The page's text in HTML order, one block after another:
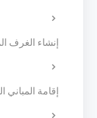
إنشاء الغرف
إقامة المباني